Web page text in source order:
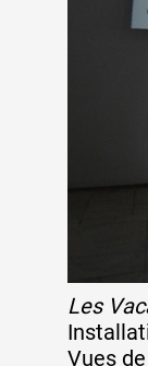
Les
Vues